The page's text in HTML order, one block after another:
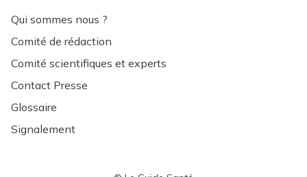
Qui sommes nous ?
Comité de rédaction
Comité scientifiques et experts
Contact Presse
Glossaire
Signalement